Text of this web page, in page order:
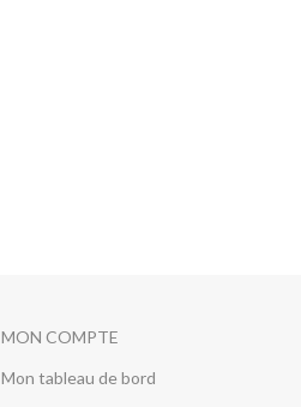
MON COMPTE
Mon tableau de bord